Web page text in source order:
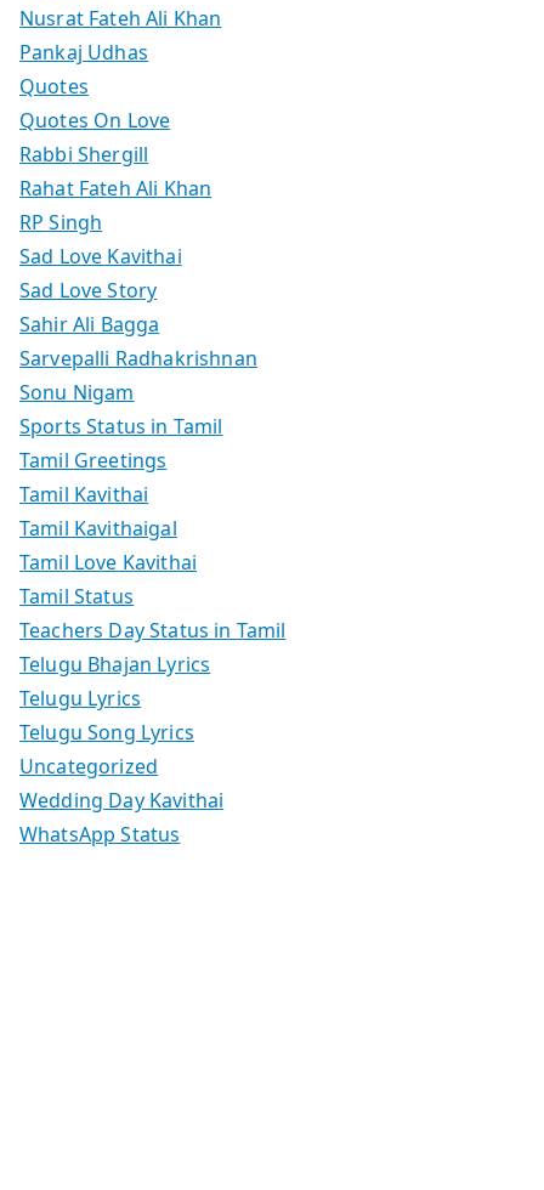
Nusrat Fateh Ali Khan
Pankaj Udhas
Quotes
Quotes On Love
Rabbi Shergill
Rahat Fateh Ali Khan
RP Singh
Sad Love Kavithai
Sad Love Story
Sahir Ali Bagga
Sarvepalli Radhakrishnan
Sonu Nigam
Sports Status in Tamil
Tamil Greetings
Tamil Kavithai
Tamil Kavithaigal
Tamil Love Kavithai
Tamil Status
Teachers Day Status in Tamil
Telugu Bhajan Lyrics
Telugu Lyrics
Telugu Song Lyrics
Uncategorized
Wedding Day Kavithai
WhatsApp Status